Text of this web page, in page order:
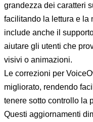
grandezza dei caratteri
facilitando la lettura e la
include anche il
aiutare gli utenti che
visivi o animazioni.
Le correzioni per
migliorato, rendendo
tenere sotto controllo la
Questi aggiornamenti